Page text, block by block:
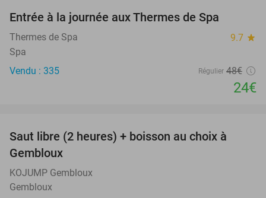
Entrée à la journée aux Thermes de Spa
Thermes de Spa 9.7 star
Spa
Vendu : 335
Régulier 48€
24€
Saut libre (2 heures) + boisson au choix à
Gembloux
KOJUMP Gembloux
Gembloux